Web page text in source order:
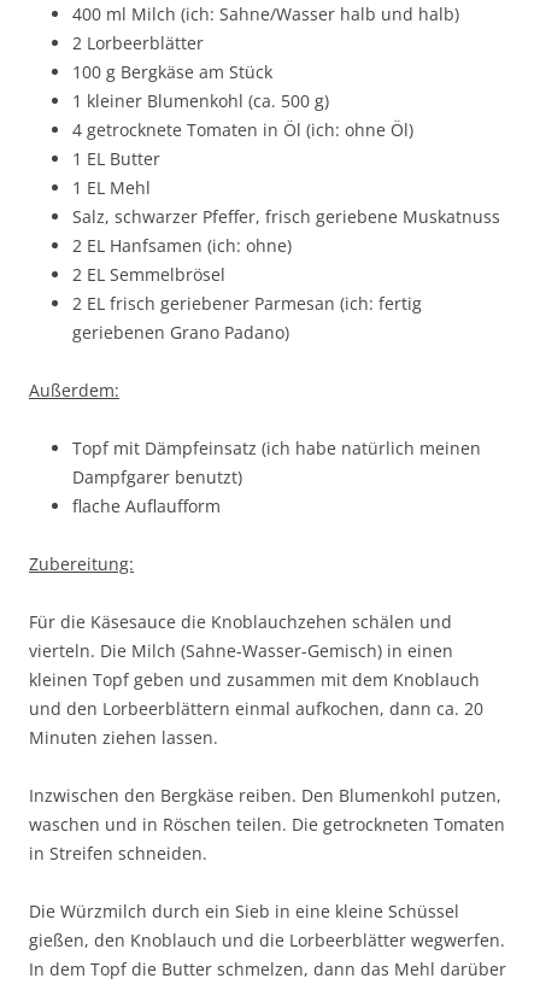
400 ml Milch (ich: Sahne/Wasser halb und halb)
2 Lorbeerblätter
100 g Bergkäse am Stück
1 kleiner Blumenkohl (ca. 500 g)
4 getrocknete Tomaten in Öl (ich: ohne Öl)
1 EL Butter
1 EL Mehl
Salz, schwarzer Pfeffer, frisch geriebene Muskatnuss
2 EL Hanfsamen (ich: ohne)
2 EL Semmelbrösel
2 EL frisch geriebener Parmesan (ich: fertig
geriebenen Grano Padano)
Außerdem:
Topf mit Dämpfeinsatz (ich habe natürlich meinen
Dampfgarer benutzt)
flache Auflaufform
Zubereitung:
Für die Käsesauce die Knoblauchzehen schälen und
vierteln. Die Milch (Sahne-Wasser-Gemisch) in einen
kleinen Topf geben und zusammen mit dem Knoblauch
und den Lorbeerblättern einmal aufkochen, dann ca. 20
Minuten ziehen lassen.
Inzwischen den Bergkäse reiben. Den Blumenkohl putzen,
waschen und in Röschen teilen. Die getrockneten Tomaten
in Streifen schneiden.
Die Würzmilch durch ein Sieb in eine kleine Schüssel
gießen, den Knoblauch und die Lorbeerblätter wegwerfen.
In dem Topf die Butter schmelzen, dann das Mehl darüber